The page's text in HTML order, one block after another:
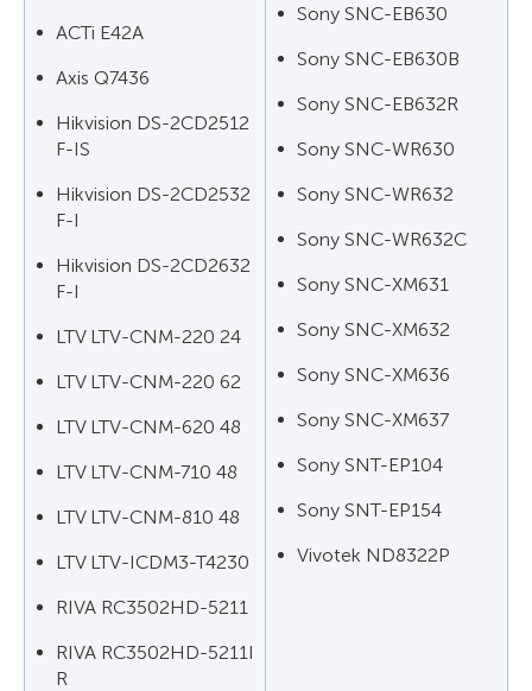
ACTi E42A
Axis Q7436
Hikvision DS-2CD2512
F-IS
Hikvision DS-2CD2532
F-I
Hikvision DS-2CD2632
F-I
LTV LTV-CNM-220 24
LTV LTV-CNM-220 62
LTV LTV-CNM-620 48
LTV LTV-CNM-710 48
LTV LTV-CNM-810 48
LTV LTV-ICDM3-T4230
RIVA RC3502HD-5211
RIVA RC3502HD-5211I
R
Sony SNC-EB630
Sony SNC-EB630B
Sony SNC-EB632R
Sony SNC-WR630
Sony SNC-WR632
Sony SNC-WR632C
Sony SNC-XM631
Sony SNC-XM632
Sony SNC-XM636
Sony SNC-XM637
Sony SNT-EP104
Sony SNT-EP154
Vivotek ND8322P